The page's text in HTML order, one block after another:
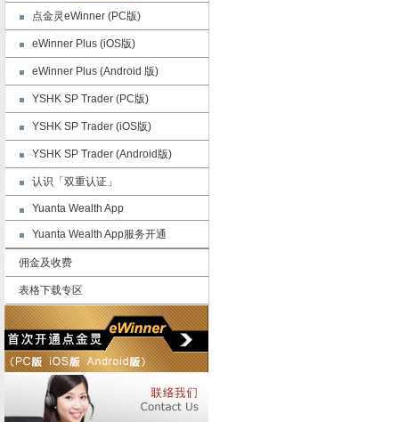
点金灵eWinner (PC版)
eWinner Plus (iOS版)
eWinner Plus (Android 版)
YSHK SP Trader (PC版)
YSHK SP Trader (iOS版)
YSHK SP Trader (Android版)
认识「双重认证」
Yuanta Wealth App
Yuanta Wealth App服务开通
佣金及收费
表格下载专区